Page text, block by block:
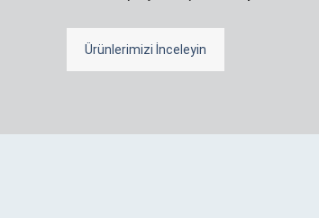
Ürünlerimizi İnceleyin